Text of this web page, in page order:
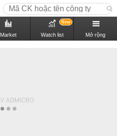
Market Watch list
New
Mở rộng